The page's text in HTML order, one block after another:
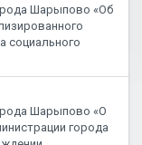
Шарыпово «Об
социального
Шарыпово «О
города